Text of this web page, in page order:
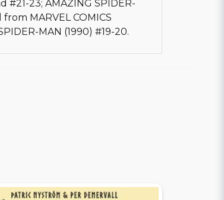
#21-23; AMAZING SPIDER-
from MARVEL COMICS
MAN (1990) #19-20.